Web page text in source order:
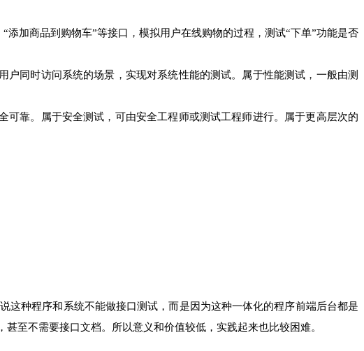
加商品到购物车”等接口，模拟用户在线购物的过程，测试“下单”功能是否
同时访问系统的场景，实现对系统性能的测试。属于性能测试，一般由测
靠。属于安全测试，可由安全工程师或测试工程师进行。属于更高层次的
种程序和系统不能做接口测试，而是因为这种一体化的程序前端后台都是
至不需要接口文档。所以意义和价值较低，实践起来也比较困难。